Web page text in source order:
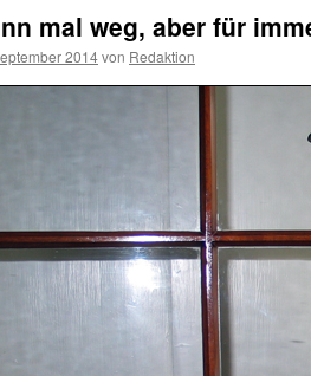
mal weg, aber für
2014von Redaktion